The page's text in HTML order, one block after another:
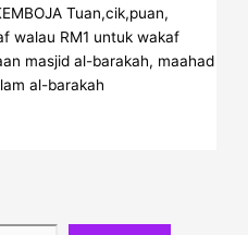
Tuan,cik,puan,
walau RM1 untuk wakaf
masjid al-barakah, maahad
al-barakah